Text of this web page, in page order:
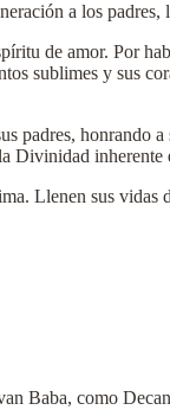
a los
de amor. Por
sublimes y sus
padres, honrando
Divinidad inherente
Llenen sus vidas
Baba, como